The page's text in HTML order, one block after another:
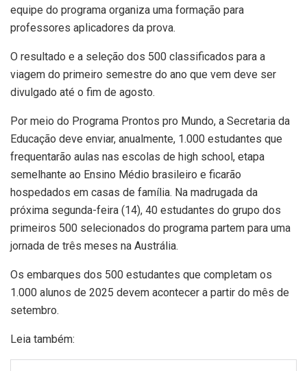
equipe do programa organiza uma formação para
professores aplicadores da prova.
O resultado e a seleção dos 500 classificados para a
viagem do primeiro semestre do ano que vem deve ser
divulgado até o fim de agosto.
Por meio do Programa Prontos pro Mundo, a Secretaria da
Educação deve enviar, anualmente, 1.000 estudantes que
frequentarão aulas nas escolas de high school, etapa
semelhante ao Ensino Médio brasileiro e ficarão
hospedados em casas de família. Na madrugada da
próxima segunda-feira (14), 40 estudantes do grupo dos
primeiros 500 selecionados do programa partem para uma
jornada de três meses na Austrália.
Os embarques dos 500 estudantes que completam os
1.000 alunos de 2025 devem acontecer a partir do mês de
setembro.
Leia também: